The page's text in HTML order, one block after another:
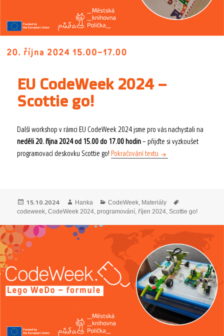
EU CodeWeek 2024 –
Scottie go!
Další workshop v rámci EU CodeWeek 2024 jsme pro vás nachystali na
neděli 20. října 2024 od 15.00 do 17.00 hodin– přijďte si vyzkoušet
programovací deskovku Scottie go! Pokračování textu EU CodeWeek 2024 –
Publikováno:
15.10.2024 Autor:
Hanka Rubriky:
CodeWeek Materiály
codeweek ,CodeWeek 2024 ,programování říjen 2024 ,Scottie go!